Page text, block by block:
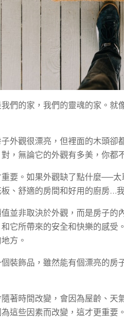
們的家，我們的靈魂的家。
外觀很漂亮，但裡面的木頭卻
，無論它的外觀有多美，你都
要。如果外觀缺了點什麼──
、舒適的房間和好用的廚房…
並非取決於外觀，而是房子
它所帶來的安全和快樂的感
方。
裝飾品，雖然能有個漂亮的
著時間改變，會因為屋齡、
這些因素而改變，這才更重要。